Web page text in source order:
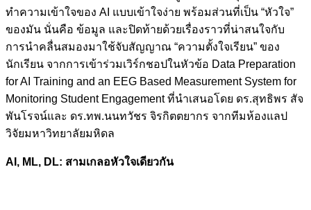
ทำความเข้าใจของ AI แบบเข้าใจง่าย พร้อมส่วนที่เป็น “หัวใจ”
ของมัน นั่นคือ ข้อมูล และปิดท้ายด้วยเรื่องราวที่น่าสนใจกับ
การนำคลื่นสมองมาใช้จับสัญญาณ “ความตั้งใจเรียน” ของ
นักเรียน จากการเข้าร่วมเวิร์กชอปในหัวข้อ Data Preparation
for AI Training and an EEG Based Measurement System for
Monitoring Student Engagement ที่นำเสนอโดย ดร.สุทธิพร สัจ
พันโรจน์และ ดร.ทพ.นนทวัชร จิรกิตตยากร จากทีมห้องแลป
วิจัยมหาวิทยาลัยมหิดล
AI, ML, DL: สามเกลอหัวใจเดียวกัน